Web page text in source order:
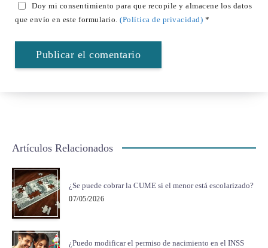
Doy mi consentimiento para que recopile y almacene los datos
que envío en este formulario. (Política de privacidad) *
Artículos Relacionados
¿Se puede cobrar la CUME si el menor está escolarizado?
07/05/2026
¿Puedo modificar el permiso de nacimiento en el INSS